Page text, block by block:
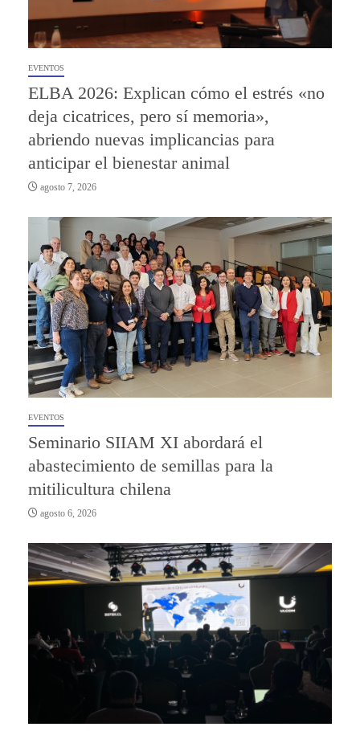
EVENTOS
ELBA 2026: Explican cómo el estrés «no
deja cicatrices, pero sí memoria»,
abriendo nuevas implicancias para
anticipar el bienestar animal
agosto 7, 2026
EVENTOS
Seminario SIIAM XI abordará el
abastecimiento de semillas para la
mitilicultura chilena
agosto 6, 2026